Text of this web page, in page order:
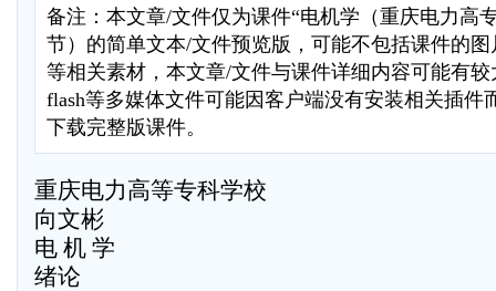
备注：本文章/文件仅为课件“电机学（重庆电力高
节）的简单文本/文件预览版，可能不包括课件的
等相关素材，本文章/文件与课件详细内容可能有
flash等多媒体文件可能因客户端没有安装相关插件
下载完整版课件。
重庆电力高等专科学校
向文彬
电 机 学
绪论